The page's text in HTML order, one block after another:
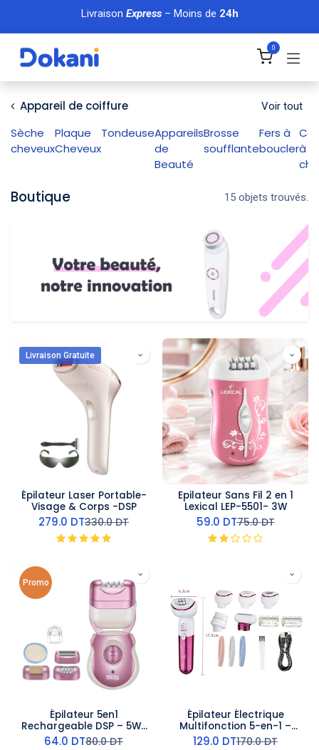
Se rendre au contenu
Livraison Express– Moins de 24h
0
Appareil de coiffure Voir tout
Sèche
cheveux
Plaque
Cheveux
TondeuseAppareils
de
Beauté
Brosse
soufflante
Fers à
bouclerà
Boutique 15 objets trouvés.
Livraison Gratuite
Épilateur Laser Portable-
Visage & Corps -DSP
279.0 DT330.0DT
Epilateur Sans Fil 2 en 1
Lexical LEP-5501- 3W
59.0 DT75.0DT
Promo
Épilateur 5en1
Rechargeable DSP – 5W-
Rose
64.0 DT80.0DT
Épilateur Électrique
Multifonction 5-en-1 –
Kemei
129.0 DT170.0DT